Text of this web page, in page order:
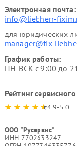
Электронная почта:
info@liebherr-
для юридических
manager@fix-
График работы:
ПН-ВСК с 9:00 до
Рейтинг
4.9-5.0
ООО "Русервис"
ИНН 7702633247